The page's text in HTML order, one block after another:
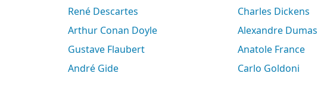
René Descartes
Charles Dickens
Arthur Conan Doyle
Alexandre Dumas
Gustave Flaubert
Anatole France
André Gide
Carlo Goldoni